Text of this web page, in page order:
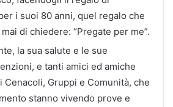
i suoi 80 anni, quel regalo che
di chiedere: “Pregate per me”.
la sua salute e le sue
e tanti amici ed amiche
Cenacoli, Gruppi e Comunità, che
stanno vivendo prove e